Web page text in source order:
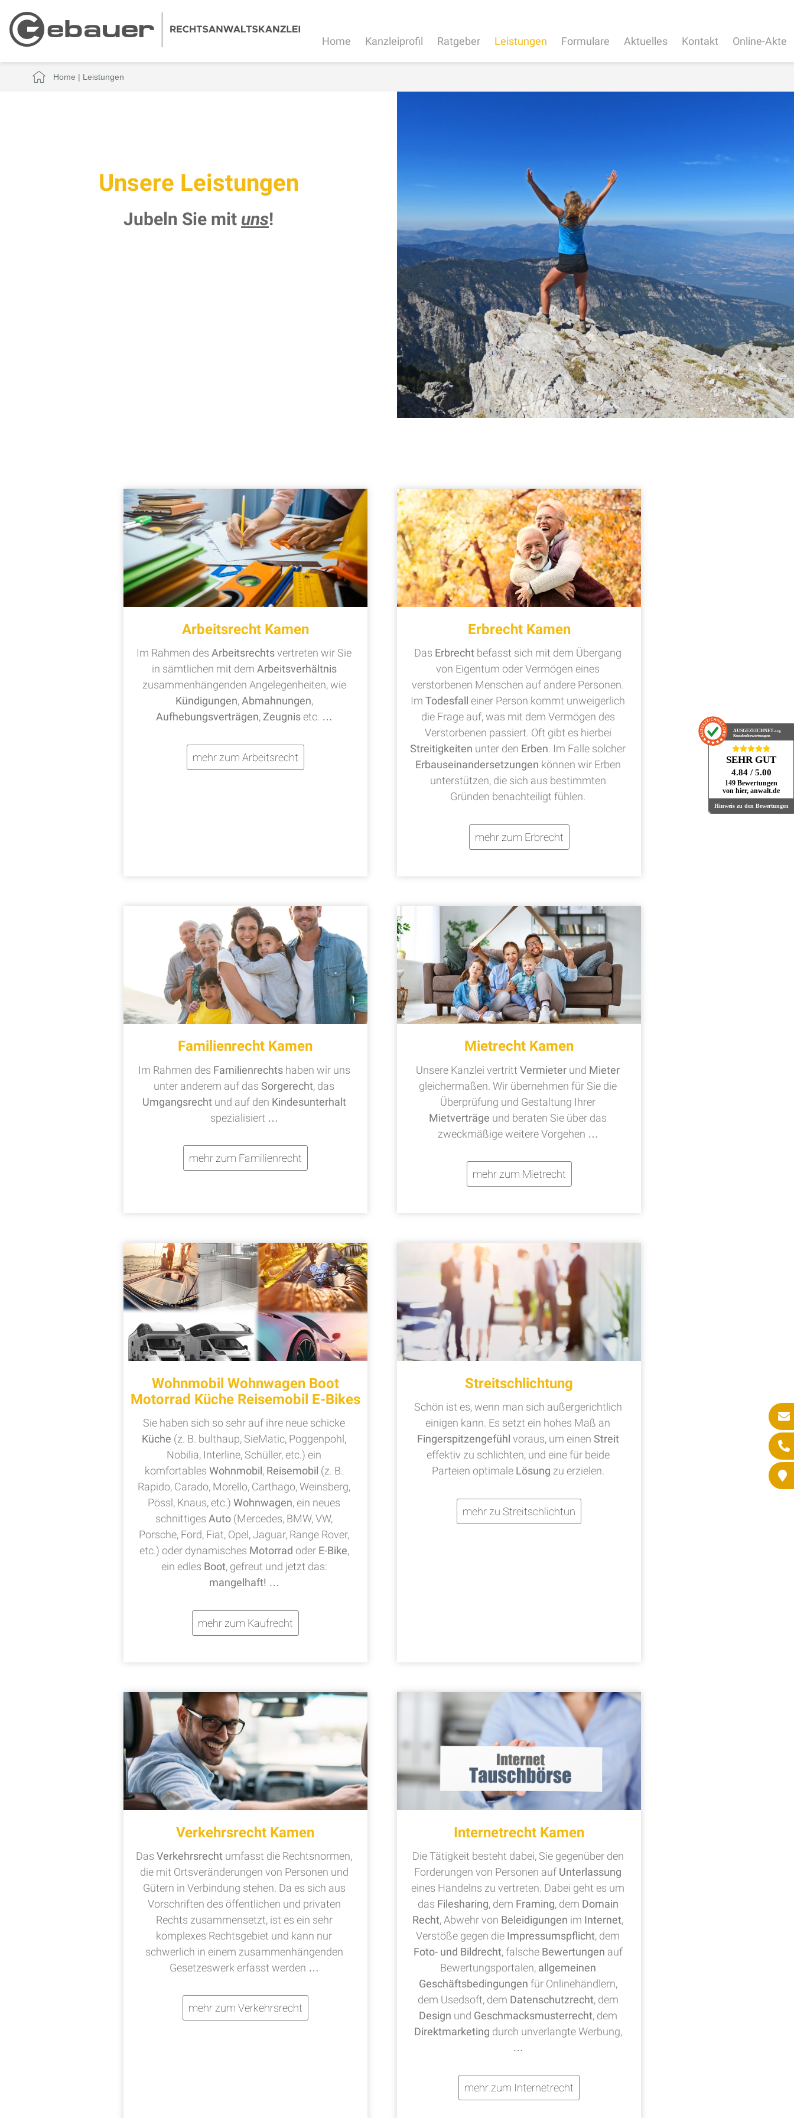
Home Kanzleiprofil Ratgeber Leistungen Formulare Aktuelles Kontakt Online-Akte
Home | Leistungen
Unsere Leistungen
Jubeln Sie mit uns!
Arbeitsrecht Kamen
Im Rahmen desArbeitsrechtsvertreten wir Sie
in sämtlichen mit dem Arbeitsverhältnis
zusammenhängenden Angelegenheiten, wie
Kündigungen,Abmahnungen,
Aufhebungsverträgen, Zeugnisetc. …
mehr zum Arbeitsrecht
Erbrecht Kamen
Das Erbrecht befasst sich mit dem Übergang
von Eigentum oder Vermögen eines
verstorbenen Menschen auf andere Personen.
ImTodesfalleiner Person kommt unweigerlich
die Frage auf, was mit dem Vermögen des
Verstorbenen passiert. Oft gibt es hierbei
Streitigkeiten unter den Erben . Im Falle solcher
Erbauseinandersetzungen können wir Erben
unterstützen, die sich aus bestimmten
Gründen benachteiligt fühlen.
mehr zum Erbrecht
Familienrecht Kamen
Im Rahmen des Familienrechts haben wir uns
unter anderem auf dasSorgerecht, das
Umgangsrecht und auf den Kindesunterhalt
spezialisiert …
mehr zum Familienrecht
Mietrecht Kamen
Unsere Kanzlei vertrittVermieter und Mieter
gleichermaßen. Wir übernehmen für Sie die
Überprüfung und Gestaltung Ihrer
Mietverträge und beraten Sie über das
zweckmäßige weitere Vorgehen …
mehr zum Mietrecht
Wohnmobil Wohnwagen Boot
Motorrad Küche Reisemobil E-Bikes
Sie haben sich so sehr auf ihre neue schicke
Küche (z. B. bulthaup, SieMatic, Poggenpohl,
Nobilia, Interline, Schüller, etc.) ein
komfortablesWohnmobil, Reisemobil (z. B.
Rapido, Carado, Morello, Carthago, Weinsberg,
Pössl, Knaus, etc.)Wohnwagen, ein neues
schnittigesAuto (Mercedes, BMW, VW,
Porsche, Ford, Fiat, Opel, Jaguar, Range Rover,
etc.) oder dynamisches Motorrad oder E-Bike,
ein edles Boot, gefreut und jetzt das:
mangelhaft! …
mehr zum Kaufrecht
Streitschlichtung
Schön ist es, wenn man sich außergerichtlich
einigen kann. Es setzt ein hohes Maß an
Fingerspitzengefühl voraus, um einen Streit
effektiv zu schlichten, und eine für beide
Parteien optimale Lösung zu erzielen.
mehr zu Streitschlichtun
Verkehrsrecht Kamen
DasVerkehrsrecht umfasst die Rechtsnormen,
die mit Ortsveränderungen von Personen und
Gütern in Verbindung stehen. Da es sich aus
Vorschriften des öffentlichen und privaten
Rechts zusammensetzt, ist es ein sehr
komplexes Rechtsgebiet und kann nur
schwerlich in einem zusammenhängenden
Gesetzeswerk erfasst werden …
mehr zum Verkehrsrecht
Internetrecht Kamen
Die Tätigkeit besteht dabei, Sie gegenüber den
Forderungen von Personen auf Unterlassung
eines Handelns zu vertreten. Dabei geht es um
das Filesharing, dem Framing, dem Domain
Recht, Abwehr von Beleidigungen im Internet,
Verstöße gegen die Impressumspflicht, dem
Foto- und Bildrecht, falsche Bewertungen auf
Bewertungsportalen, allgemeinen
Geschäftsbedingungen für Onlinehändlern,
dem Usedsoft, dem Datenschutzrecht, dem
Design und Geschmacksmusterrecht, dem
Direktmarketing durch unverlangte Werbung,
…
mehr zum Internetrecht
AUSGEZEICHNET.org
Kundenbewertungen
SEHR GUT
4.84 / 5.00
149 Bewertungen
von hier, anwalt.de
Hinweis zu den Bewertungen